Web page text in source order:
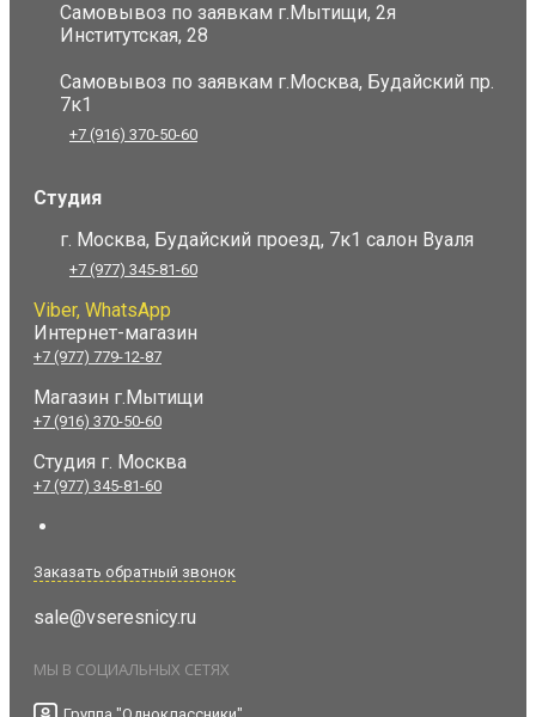
Самовывоз по заявкам г.Мытищи, 2я
Институтская, 28
Самовывоз по заявкам г.Москва, Будайский пр.
7к1
+7 (916) 370-50-60
Студия
г. Москва, Будайский проезд, 7к1 салон Вуаля
+7 (977) 345-81-60
Viber, WhatsApp
Интернет-магазин
+7 (977) 779-12-87
Магазин г.Мытищи
+7 (916) 370-50-60
Студия г. Москва
+7 (977) 345-81-60
Заказать обратный звонок
sale@vseresnicy.ru
МЫ В СОЦИАЛЬНЫХ СЕТЯХ